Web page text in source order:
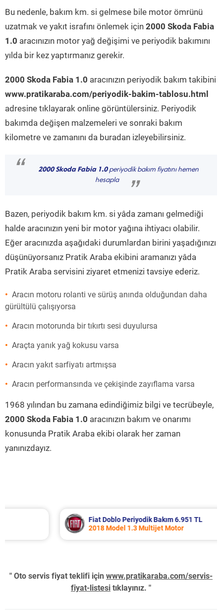
Bu nedenle, bakım km. si gelmese bile motor ömrünü
uzatmak ve yakıt israfını önlemek için 2000 Skoda Fabia
1.0 aracınızın motor yağ değişimi ve periyodik bakımını
yılda bir kez yaptırmanız gerekir.
2000 Skoda Fabia 1.0 aracınızın periyodik bakım takibini
www.pratikaraba.com/periyodik-bakim-tablosu.html
adresine tıklayarak online görüntülersiniz. Periyodik
bakımda değişen malzemeleri ve sonraki bakım
kilometre ve zamanını da buradan izleyebilirsiniz.
“ 2000 Skoda Fabia 1.0periyodik bakım fiyatını hemen
hesapla
”
Bazen, periyodik bakım km. si yâda zamanı gelmediği
halde aracınızın yeni bir motor yağına ihtiyacı olabilir.
Eğer aracınızda aşağıdaki durumlardan birini yaşadığınızı
düşünüyorsanız Pratik Araba ekibini aramanızı yâda
Pratik Araba servisini ziyaret etmenizi tavsiye ederiz.
Aracın motoru rolanti ve sürüş anında olduğundan daha
gürültülü çalışıyorsa
Aracın motorunda bir tıkırtı sesi duyulursa
Araçta yanık yağ kokusu varsa
Aracın yakıt sarfiyatı artmışsa
Aracın performansında ve çekişinde zayıflama varsa
1968 yılından bu zamana edindiğimiz bilgi ve tecrübeyle,
2000 Skoda Fabia 1.0 aracınızın bakım ve onarımı
konusunda Pratik Araba ekibi olarak her zaman
yanınızdayız.
Fiat Doblo Periyodik Bakım 6.951 TL
2018 Model 1.3 Multijet Motor
" Oto servis fiyat teklifi için www.pratikaraba.com/servis-
fiyat-listesi tıklayınız. "